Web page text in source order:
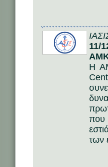
11/
Η
που
των